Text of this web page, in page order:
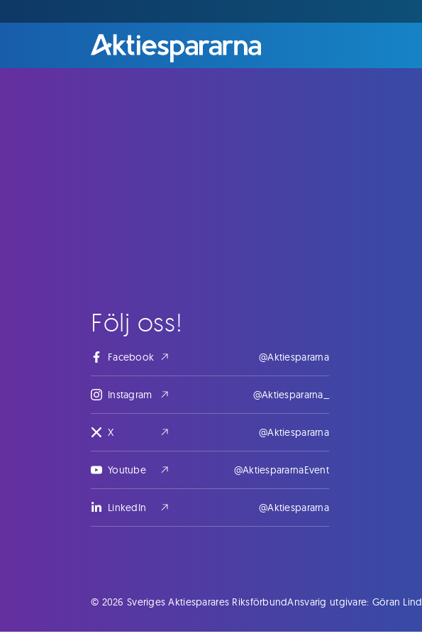
Följ oss!
Facebook @Aktiespararna
Instagram @Aktiespararna_
X @Aktiespararna
Youtube @AktiespararnaEvent
LinkedIn @Aktiespararna
© 2026 Sveriges Aktiesparares RiksförbundAnsvarig utgivare: Göran Lind